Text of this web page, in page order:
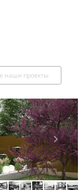
наши проекты